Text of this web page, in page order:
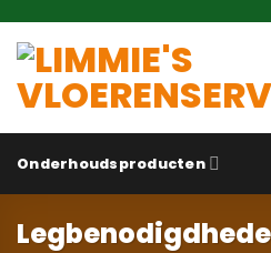
naar
inhoud
Onderhoudsproducten